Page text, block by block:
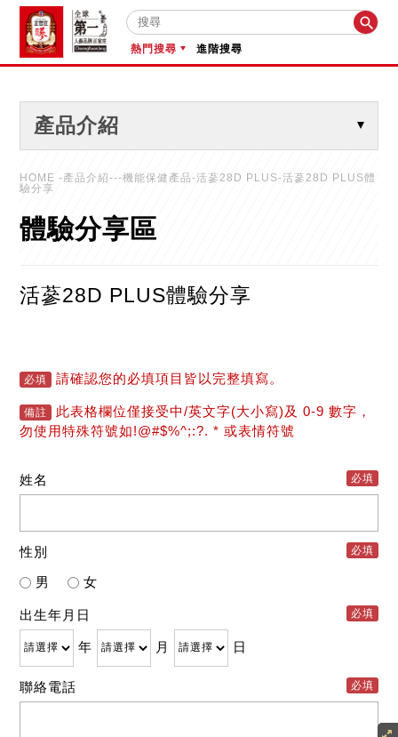

熱門搜尋 進階搜尋
產品介紹
HOME-產品介紹---機能保健產品-活蔘28D PLUS-活蔘28D PLUS體
驗分享
體驗分享區
活蔘28D PLUS體驗分享
必填 請確認您的必填項目皆以完整填寫。
備註
此表格欄位僅接受中/英文字(大小寫)及 0-9 數字，
勿使用特殊符號如!@#$%^;:?. * 或表情符號
姓名 必填
性別 必填
男 女
出生年月日 必填
年 月 日
聯絡電話 必填